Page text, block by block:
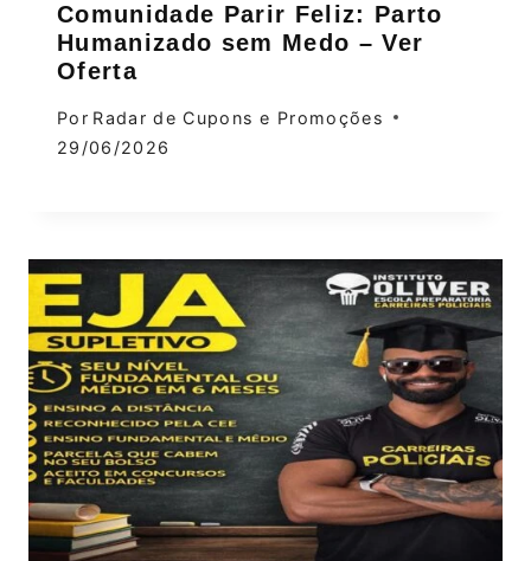
Comunidade Parir Feliz: Parto
Humanizado sem Medo – Ver
Oferta
Por Radar de Cupons e Promoções
29/06/2026